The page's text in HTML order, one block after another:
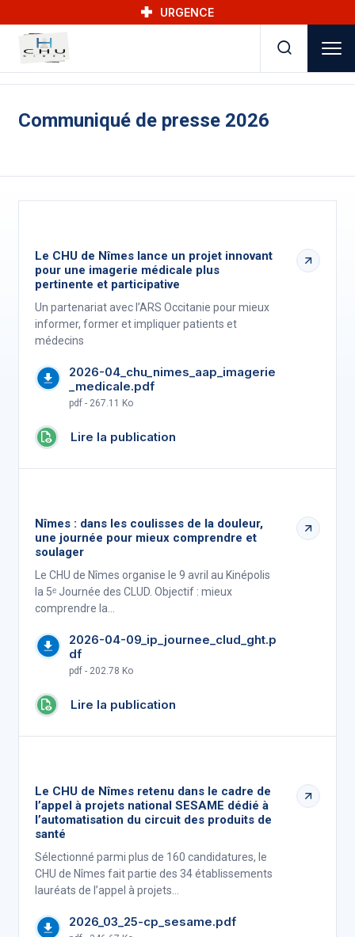
URGENCE
Communiqué de presse 2026
Le CHU de Nîmes lance un projet innovant
pour une imagerie médicale plus
pertinente et participative
Un partenariat avec l’ARS Occitanie pour mieux
informer, former et impliquer patients et
médecins
2026-04_chu_nimes_aap_imagerie
_medicale.pdf
pdf - 267.11 Ko
Lire la publication
Nîmes : dans les coulisses de la douleur,
une journée pour mieux comprendre et
soulager
Le CHU de Nîmes organise le 9 avril au Kinépolis
la 5ᵉ Journée des CLUD. Objectif : mieux
comprendre la…
2026-04-09_ip_journee_clud_ght.p
df
pdf - 202.78 Ko
Lire la publication
Le CHU de Nîmes retenu dans le cadre de
l’appel à projets national SESAME dédié à
l’automatisation du circuit des produits de
santé
Sélectionné parmi plus de 160 candidatures, le
CHU de Nîmes fait partie des 34 établissements
lauréats de l’appel à projets…
2026_03_25-cp_sesame.pdf